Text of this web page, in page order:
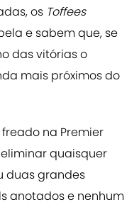
os Toffees
e sabem que, se
das vitórias o
mais próximos do
na Premier
quaisquer
duas grandes
anotados e nenhum